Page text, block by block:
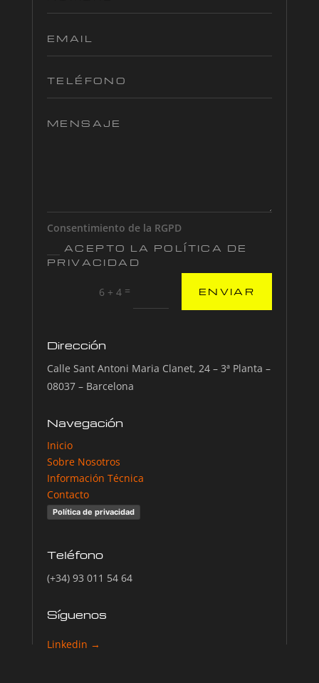
Consentimiento de la RGPD
ACEPTO LA POLÍTICA DE
PRIVACIDAD
6 + 4= ENVIAR
Dirección
Calle Sant Antoni Maria Clanet, 24 – 3ª Planta –
08037 – Barcelona
Navegación
Inicio
Sobre Nosotros
Información Técnica
Contacto
Política de privacidad
Teléfono
(+34) 93 011 54 64
Síguenos
Linkedin →